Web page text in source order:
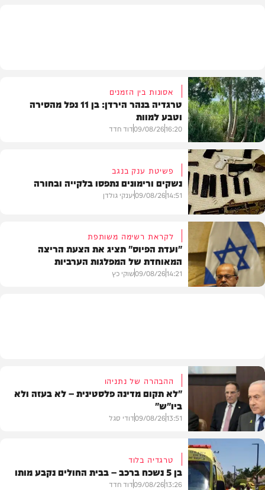
בארץ
אסונות בין הזמנים
טרגדיה בנהר הירדן: בן 11 נפל מהסירה
וטבע למוות
16:20
09/08/26דוד חדד
משטרה
פשיטת ענק בנגב
נשקים ורימונים נתפסו בלקייה ובחורה
14:51
09/08/26יענקי גולדן
לקראת רשימה משותפת
"ועדת הפיוס" תציג את הצעת הריצה
המאוחדת של המפלגות הערביות
14:21
09/08/26שוקי כץ
חדשות
ההבהרה של נתניהו
"לא תקום מדינה פלסטינית – לא בעזה ולא
ביו"ש"
13:51
09/08/26דודי סגל
טרגדיה בלוד
בן 5 נשכח ברכב – בבית החולים נקבע מותו
13:26
09/08/26דוד חדד